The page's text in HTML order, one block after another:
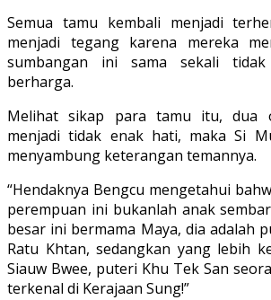
Semua tamu kembali men­jadi
menjadi te­gang karena mereka
sumbangan ini sama sekali
berharga.
Melihat sikap para tamu itu, dua
menjadi tidak enak hati, maka Si
menyambung keterangan teman­nya.
“Hendaknya Bengcu mengetahui
perempuan ini bukanlah anak
besar ini bermama Maya, dia adalah
Ratu Khtan, sedangkan yang lebih
Siauw Bwee, puteri Khu Tek San
terkenal di Kerajaan Sung!”